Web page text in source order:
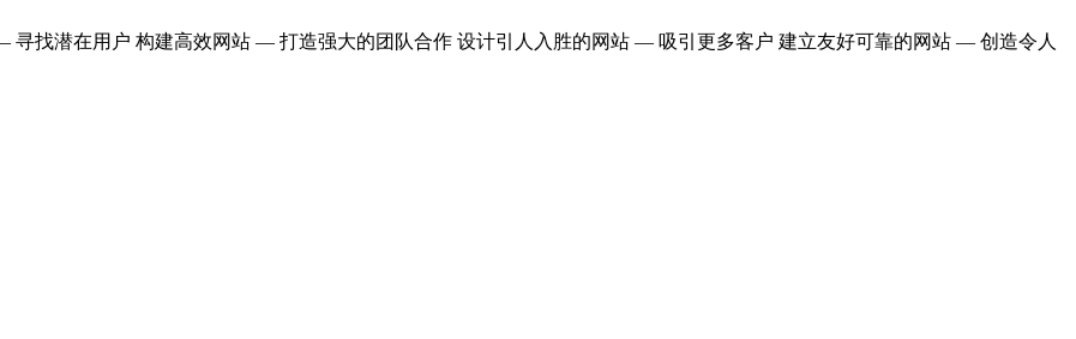
找潜在用户 构建高效网站 — 打造强大的团队合作 设计引人入胜的网站 — 吸引更多客户 建立友好可靠的网站 — 创造令人